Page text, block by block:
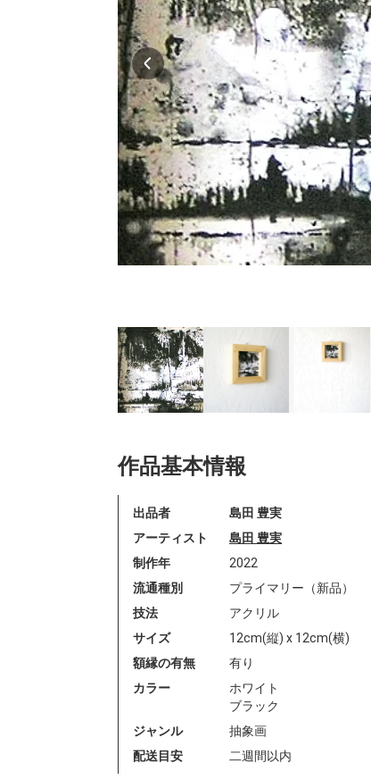
作品基本情報
出品者
島田 豊実
アーティスト
島田 豊実
制作年
2022
流通種別
プライマリー（新品）
技法
アクリル
サイズ
12cm(縦) x 12cm(横)
額縁の有無
有り
カラー
ホワイト
ブラック
ジャンル
抽象画
配送目安
二週間以内